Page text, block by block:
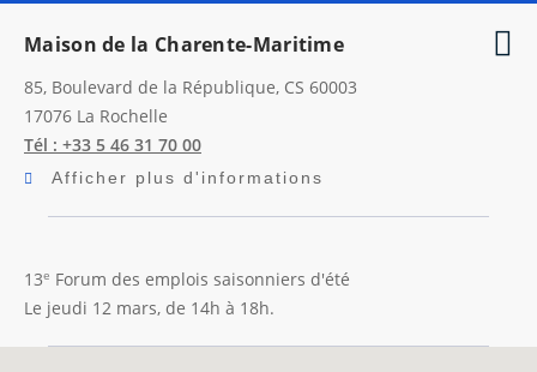
Maison de la Charente-Maritime
85, Boulevard de la République, CS 60003
17076 La Rochelle
Tél : +33 5 46 31 70 00
Afficher plus d'informations
13e Forum des emplois saisonniers d'été
Le jeudi 12 mars, de 14h à 18h.